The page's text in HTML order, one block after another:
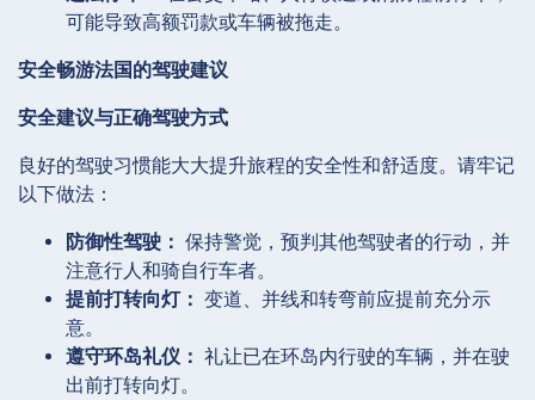
可能导致高额罚款或车辆被拖走。
安全畅游法国的驾驶建议
安全建议与正确驾驶方式
良好的驾驶习惯能大大提升旅程的安全性和舒适度。请牢记
以下做法：
防御性驾驶： 保持警觉，预判其他驾驶者的行动，并
注意行人和骑自行车者。
提前打转向灯： 变道、并线和转弯前应提前充分示
意。
遵守环岛礼仪： 礼让已在环岛内行驶的车辆，并在驶
出前打转向灯。